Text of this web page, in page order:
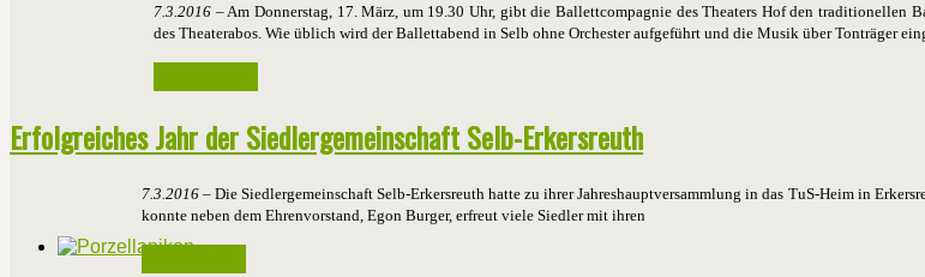
7.3.2016 – Am Donnerstag, 17. März, um 19.30 Uhr, gibt die Ballettcompagnie des Theaters Hof den traditionellen
des Theaterabos. Wie üblich wird der Ballettabend in Selb ohne Orchester aufgeführt und die Musik über Tonträger
Erfolgreiches Jahr der Siedlergemeinschaft Selb-Erkersreuth
7.3.2016 – Die Siedlergemeinschaft Selb-Erkersreuth hatte zu ihrer Jahreshauptversammlung in das TuS-Heim in
konnte neben dem Ehrenvorstand, Egon Burger, erfreut viele Siedler mit ihren